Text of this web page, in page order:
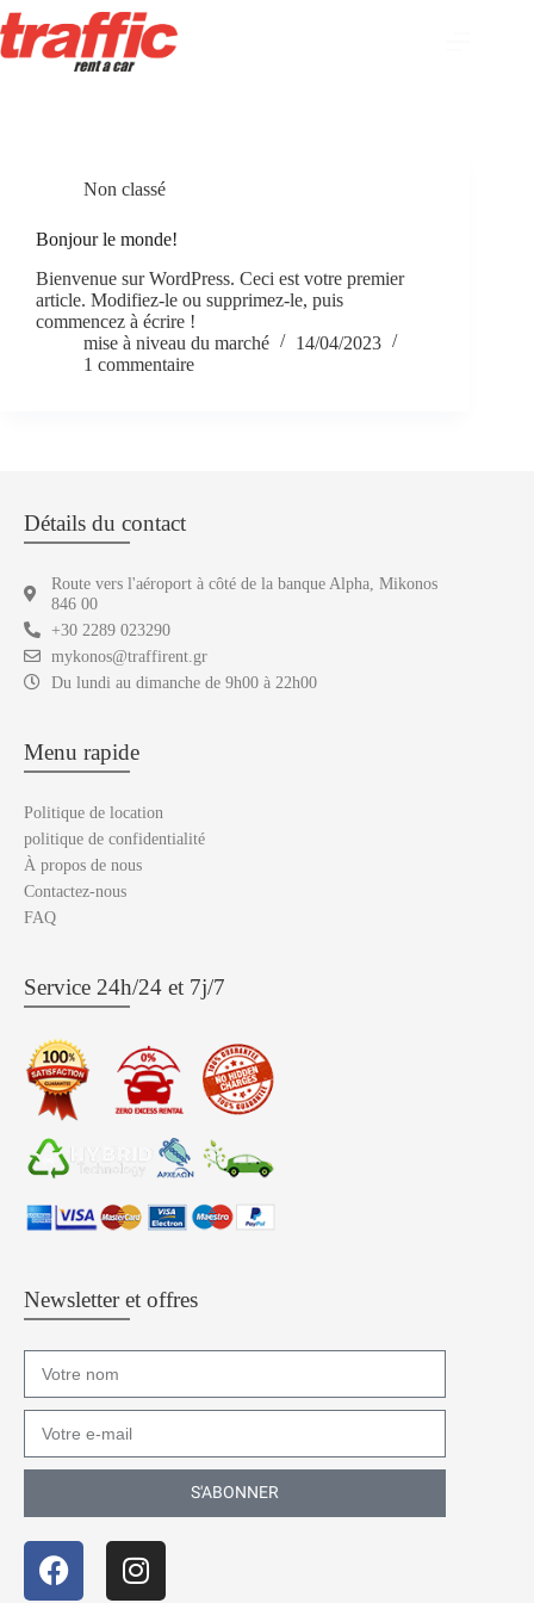
Non classé
Bonjour le monde!
Bienvenue sur WordPress. Ceci est votre premier
article. Modifiez-le ou supprimez-le, puis
commencez à écrire !
mise à niveau du marché
14/04/2023
1 commentaire
Détails du contact
Route vers l'aéroport à côté de la banque Alpha, Mikonos
846 00
+30 2289 023290
mykonos@traffirent.gr
Du lundi au dimanche de 9h00 à 22h00
Menu rapide
Politique de location
politique de confidentialité
À propos de nous
Contactez-nous
FAQ
Service 24h/24 et 7j/7
Newsletter et offres
S'ABONNER